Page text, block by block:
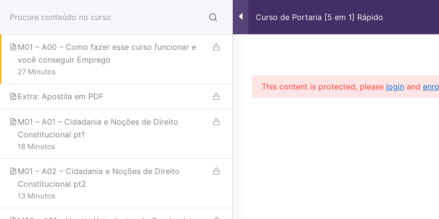
para
conteúdo
Início Nossos Cursos Sobre Nós
Home Courses
Curso de Portaria [5 em 1] Rápido
Acesso, Fiscal de Piso e Fiscal de Loja
M01 – A00 – Como fazer esse curso funcionar e
você conseguir Emprego
27 Minutos
Extra: Apostila em PDF
M01 – A01 – Cidadania e Noções de Direito
Constitucional pt1
18 Minutos
M01 – A02 – Cidadania e Noções de Direito
Constitucional pt2
13 Minutos
This content is protected, please loginand